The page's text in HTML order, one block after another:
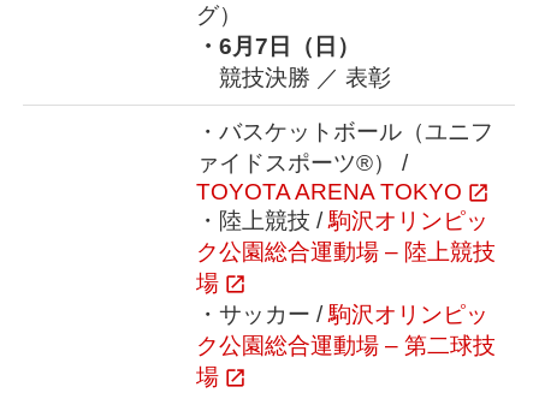
グ）
・6月7日（日）
競技決勝 ／ 表彰
・バスケットボール（ユニフ
ァイドスポーツ®） /
TOYOTA ARENA TOKYO
・陸上競技 /駒沢オリンピッ
ク公園総合運動場 – 陸上競技
場
・サッカー /駒沢オリンピッ
ク公園総合運動場 – 第二球技
場